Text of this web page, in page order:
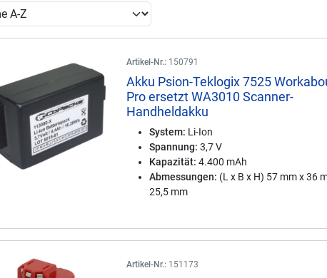
Artikel-Nr.: 150791
Akku Psion-Teklogix 7525
Pro ersetzt WA3010 Scanner-
Handheldakku
System: Li-Ion
Spannung: 3,7 V
Kapazität: 4.400 mAh
Abmessungen: (L x B x H) 57 mm x 36
25,5 mm
Artikel-Nr.: 151173